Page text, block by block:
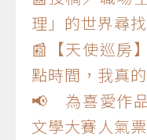
理」的世界尋
📰【天使巡房
點時間，我真
📢 為喜愛作
文學大賽人氣